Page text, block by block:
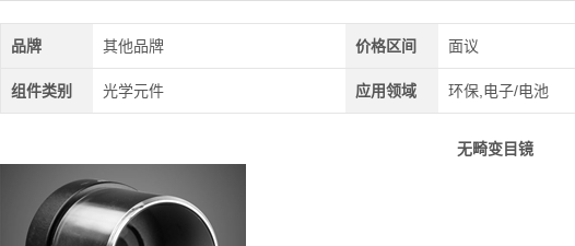
品牌 其他品牌 价格区间 面议
组件类别 光学元件 应用领域 环保,电子/电池
无畸变目镜